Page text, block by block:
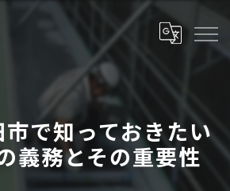
で知っておきたい
義務とその重要性